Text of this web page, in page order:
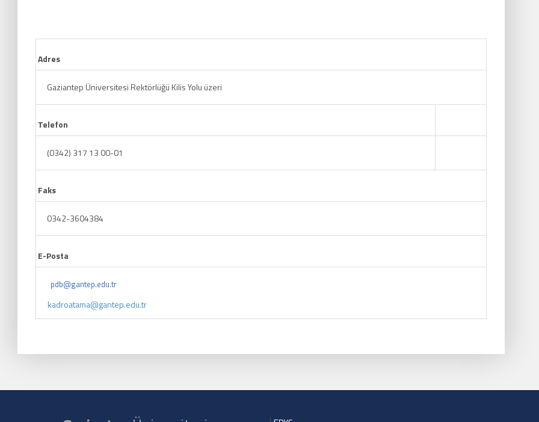
Adres
Gaziantep Üniversitesi Rektörlüğü Kilis Yolu üzeri
Telefon
(0342) 317 13 00-01
Faks
0342-3604384
E-Posta
pdb@gantep.edu.tr
kadroatama@gantep.edu.tr